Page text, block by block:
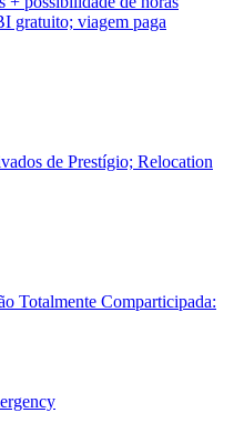
gratuito; viagem paga
de Prestígio; Relocation
Totalmente Comparticipada: